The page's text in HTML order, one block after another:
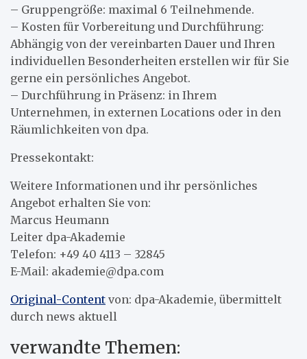
– Gruppengröße: maximal 6 Teilnehmende.
– Kosten für Vorbereitung und Durchführung:
Abhängig von der vereinbarten Dauer und Ihren
individuellen Besonderheiten erstellen wir für Sie
gerne ein persönliches Angebot.
– Durchführung in Präsenz: in Ihrem
Unternehmen, in externen Locations oder in den
Räumlichkeiten von dpa.
Pressekontakt:
Weitere Informationen und ihr persönliches
Angebot erhalten Sie von:
Marcus Heumann
Leiter dpa-Akademie
Telefon: +49 40 4113 – 32845
E-Mail: akademie@dpa.com
Original-Content von: dpa-Akademie, übermittelt
durch news aktuell
verwandte Themen: